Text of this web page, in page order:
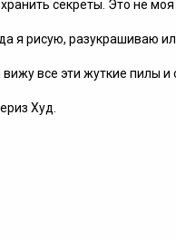
секреты. Это не
я рисую, разукрашиваю
все эти жуткие пилы
Худ.